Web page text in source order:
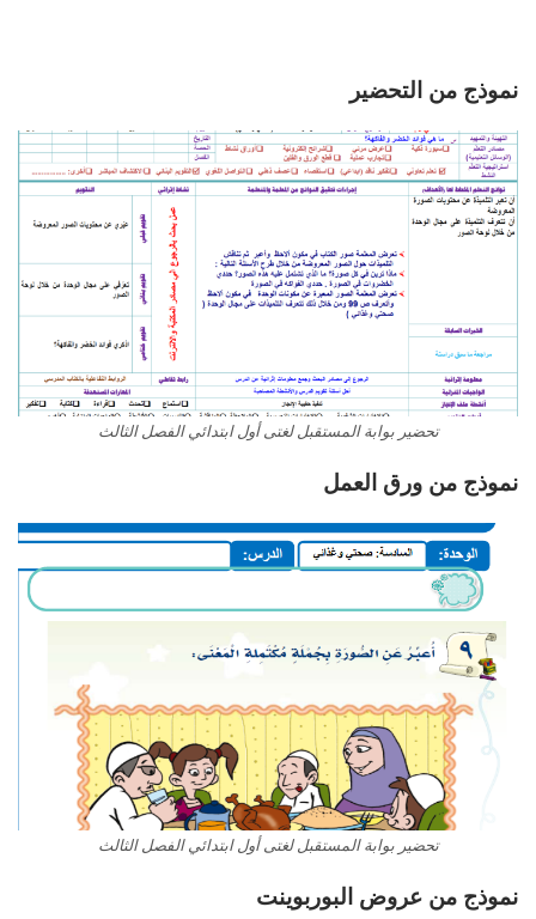
نموذج من التحضير
تحضير بوابة المستقبل لغتى أول ابتدائي الفصل الثالث
نموذج من ورق العمل
تحضير بوابة المستقبل لغتى أول ابتدائي الفصل الثالث
نموذج من عروض البوربوينت